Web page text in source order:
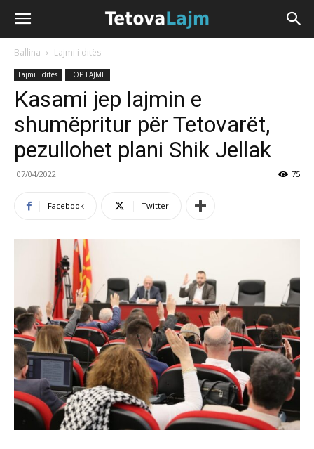
Ballina Lajmi i ditës
Lajmi i ditës TOP LAJME
Kasami jep lajmin e
shumëpritur për Tetovarët,
pezullohet plani Shik Jellak
07/04/2022 75
Facebook Twitter